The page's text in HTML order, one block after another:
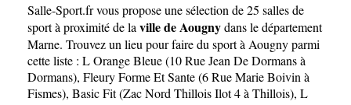
Salle-Sport.frvous propose une sélection de 25 salles de
sport à proximité de la ville de Aougnydans le département
Marne. Trouvez un lieu pour faire du sport à Aougny parmi
cette liste : L Orange Bleue (10 Rue Jean De Dormans à
Dormans), Fleury Forme Et Sante (6 Rue Marie Boivin à
Fismes), Basic Fit (Zac Nord Thillois Ilot 4 à Thillois), L